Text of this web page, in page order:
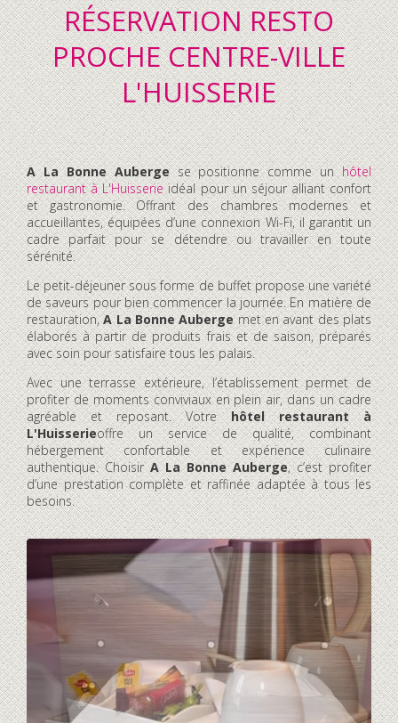
RÉSERVATION RESTO
PROCHE CENTRE-VILLE
L'HUISSERIE
A La Bonne Aubergese positionne comme unhôtel
restaurant à L'Huisserieidéal pour un séjour alliant confort
et gastronomie. Offrant des chambres modernes et
accueillantes, équipées d’une connexion Wi-Fi, il garantit un
cadre parfait pour se détendre ou travailler en toute
sérénité.
Le petit-déjeuner sous forme de buffet propose une variété
de saveurs pour bien commencer la journée. En matière de
restauration,A La Bonne Aubergemet en avant des plats
élaborés à partir de produits frais et de saison, préparés
avec soin pour satisfaire tous les palais.
Avec une terrasse extérieure, l’établissement permet de
profiter de moments conviviaux en plein air, dans un cadre
agréable et reposant. Votrehôtel restaurant à
L'Huisserieoffre un service de qualité, combinant
hébergement confortable et expérience culinaire
authentique. ChoisirA La Bonne Auberge, c’est profiter
d’une prestation complète et raffinée adaptée à tous les
besoins.